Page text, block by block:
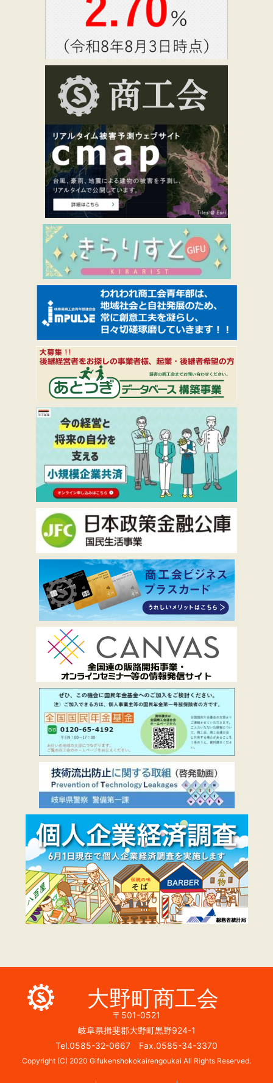
大野町商工会
〒501-0521
岐阜県揖斐郡大野町黒野924-1
Tel.0585-32-0667 Fax.0585-34-3370
Copyright (C) 2020 Gifukenshokokairengoukai All Rights Reserved.